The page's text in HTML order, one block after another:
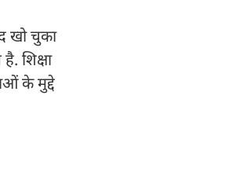
खो चुका
शिक्षा
के मुद्दे